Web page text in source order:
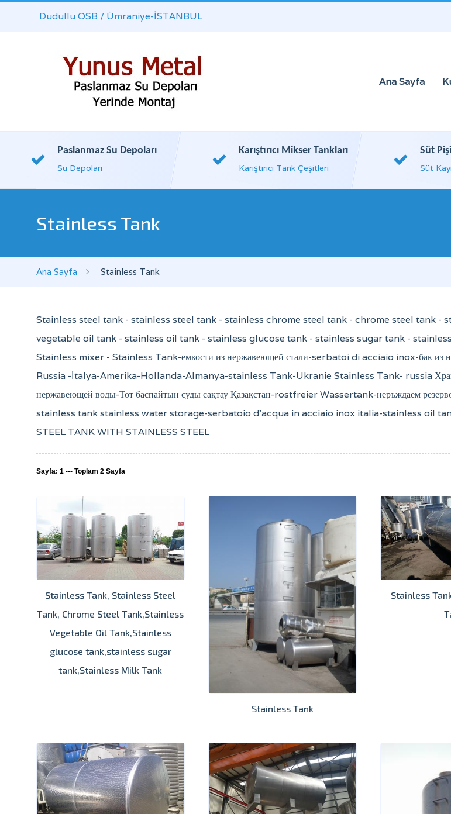
Dudullu OSB / Ümraniye-İSTANBUL
Ana Sayfa
Paslanmaz Su Depoları
Su Depoları
Karıştırıcı Mikser Tankları
Karıştırıcı Tank Çeşitleri
Süt
Süt
Stainless Tank
Ana Sayfa Stainless Tank
Stainless steel tank - stainless steel tank - stainless chrome steel tank - chrome steel tank -
vegetable oil tank - stainless oil tank - stainless glucose tank - stainless sugar tank -
Stainless mixer - Stainless Tank-емкости из нержавеющей стали-serbatoi di acciaio inox-бак из
Russia -İtalya-Amerika-Hollanda-Almanya-stainless Tank-Ukranie Stainless Tank- russia
нержавеющей воды-Тот баспайтын суды сақтау Қазақстан-rostfreier Wassertank-неръждаем
stainless tank stainless water storage-serbatoio d'acqua in acciaio inox italia-stainless oil
STEEL TANK WITH STAINLESS STEEL
Sayfa: 1 --- Toplam 2 Sayfa
Stainless Tank, Stainless Steel
Tank, Chrome Steel Tank,Stainless
Vegetable Oil Tank,Stainless
glucose tank,stainless sugar
tank,Stainless Milk Tank
Stainless Tank
Stainless